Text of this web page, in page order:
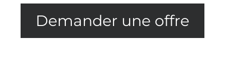
Demander une offre